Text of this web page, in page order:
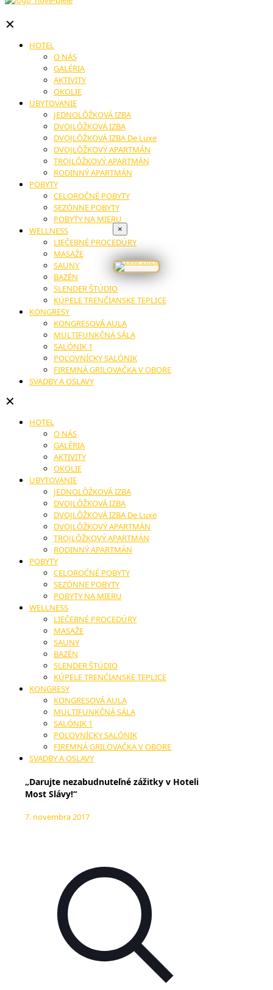
✕
HOTEL
O NÁS
GALÉRIA
AKTIVITY
OKOLIE
UBYTOVANIE
JEDNOLÔŽKOVÁ IZBA
DVOJLÔŽKOVÁ IZBA
DVOJLÔŽKOVÁ IZBA De Luxe
DVOJLÔŽKOVÝ APARTMÁN
TROJLÔŽKOVÝ APARTMÁN
RODINNÝ APARTMÁN
POBYTY
CELOROČNÉ POBYTY
SEZÓNNE POBYTY
POBYTY NA MIERU
WELLNESS
LIEČEBNÉ PROCEDÚRY
MASAŽE
SAUNY
BAZÉN
SLENDER ŠTÚDIO
KÚPELE TRENČIANSKE TEPLICE
KONGRESY
KONGRESOVÁ AULA
MULTIFUNKČNÁ SÁLA
SALÓNIK 1
POĽOVNÍCKY SALÓNIK
FIREMNÁ GRILOVAČKA V OBORE
SVADBY A OSLAVY
✕
HOTEL
O NÁS
GALÉRIA
AKTIVITY
OKOLIE
UBYTOVANIE
JEDNOLÔŽKOVÁ IZBA
DVOJLÔŽKOVÁ IZBA
DVOJLÔŽKOVÁ IZBA De Luxe
DVOJLÔŽKOVÝ APARTMÁN
TROJLÔŽKOVÝ APARTMÁN
RODINNÝ APARTMÁN
POBYTY
CELOROČNÉ POBYTY
SEZÓNNE POBYTY
POBYTY NA MIERU
WELLNESS
LIEČEBNÉ PROCEDÚRY
MASAŽE
SAUNY
BAZÉN
SLENDER ŠTÚDIO
KÚPELE TRENČIANSKE TEPLICE
KONGRESY
KONGRESOVÁ AULA
MULTIFUNKČNÁ SÁLA
SALÓNIK 1
POĽOVNÍCKY SALÓNIK
FIREMNÁ GRILOVAČKA V OBORE
SVADBY A OSLAVY
„Darujte nezabudnuteľné zážitky v Hoteli
Most Slávy!“
7. novembra 2017
×